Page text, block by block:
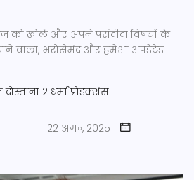
को खोलें और अपने पसंदीदा विषयों के
वाला, भरोसेमंद और हमेशा अपडेटेड
दोस्ताना 2 धर्मा प्रोडक्शंस
22 अग॰, 2025